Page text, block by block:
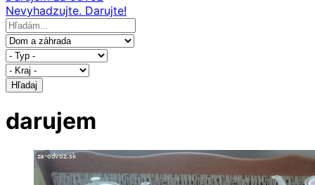
Nevyhadzujte. Darujte!
Hľadaj
darujem